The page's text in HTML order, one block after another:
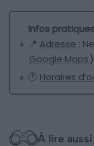
Infos
📍 Adresse :
Google Maps)
🕐 Horaires
À lire